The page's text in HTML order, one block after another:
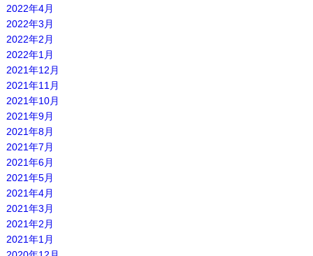
2022年4月
2022年3月
2022年2月
2022年1月
2021年12月
2021年11月
2021年10月
2021年9月
2021年8月
2021年7月
2021年6月
2021年5月
2021年4月
2021年3月
2021年2月
2021年1月